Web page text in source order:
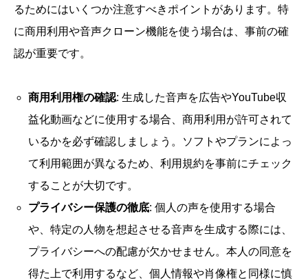
るためにはいくつか注意すべきポイントがあります。特
に商用利用や音声クローン機能を使う場合は、事前の確
認が重要です。
商用利用権の確認: 生成した音声を広告やYouTube収
益化動画などに使用する場合、商用利用が許可されて
いるかを必ず確認しましょう。ソフトやプランによっ
て利用範囲が異なるため、利用規約を事前にチェック
することが大切です。
プライバシー保護の徹底: 個人の声を使用する場合
や、特定の人物を想起させる音声を生成する際には、
プライバシーへの配慮が欠かせません。本人の同意を
得た上で利用するなど、個人情報や肖像権と同様に慎